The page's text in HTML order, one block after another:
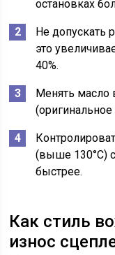
остановках
Не допускать
это
40%.
Менять масло
(оригинальное
(выше 130°C)
быстрее.
Как стиль
износ